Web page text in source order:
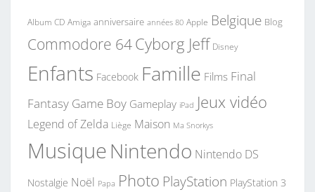
Album CD Amiga anniversaire années 80 Apple Belgique Blog
Commodore 64Cyborg Jeff Disney
Enfants Facebook Famille Films Final
Fantasy Game Boy Gameplay iPad Jeux vidéo
Legend of Zelda Liège Maison Ma Snorkys
MusiqueNintendo Nintendo DS
Nostalgie Noël Papa Photo PlayStation PlayStation 3